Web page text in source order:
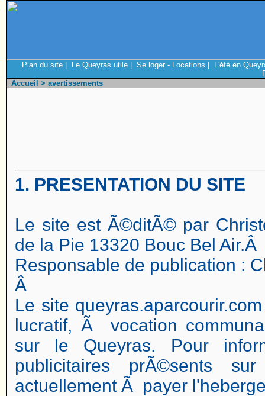
Plan du site Le Queyras utile Se loger - Locations
L'été en
Accueil > avertissements
1. PRESENTATION DU SITE
Le site est Ã©ditÃ© par
de la Pie 13320 Bouc Bel Air.Â
Responsable de publication :
Â
Le site
lucratif, Ã vocation
sur le Queyras. Pour
publicitaires prÃ©sents
actuellement Ã payer